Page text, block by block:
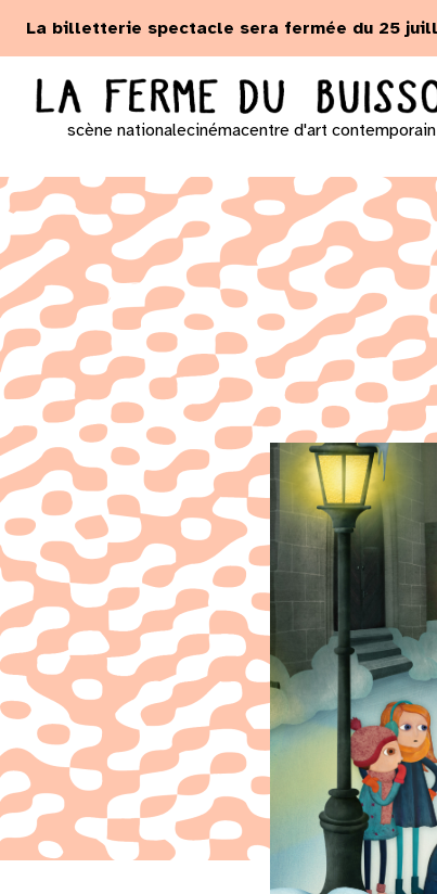
La billetterie spectacle sera fermée du 25
scène nationalecinémacentre d'art contemporain